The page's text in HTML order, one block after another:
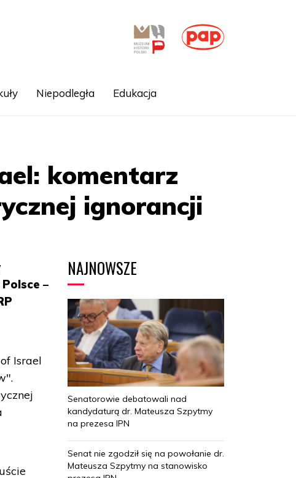
Niepodległa Edukacja
komentarz
ignorancji
–
Israel
NAJNOWSZE
Senatorowie debatowali nad
kandydaturą dr. Mateusza Szpytmy
na prezesa IPN
Senat nie zgodził się na powołanie dr.
Mateusza Szpytmy na stanowisko